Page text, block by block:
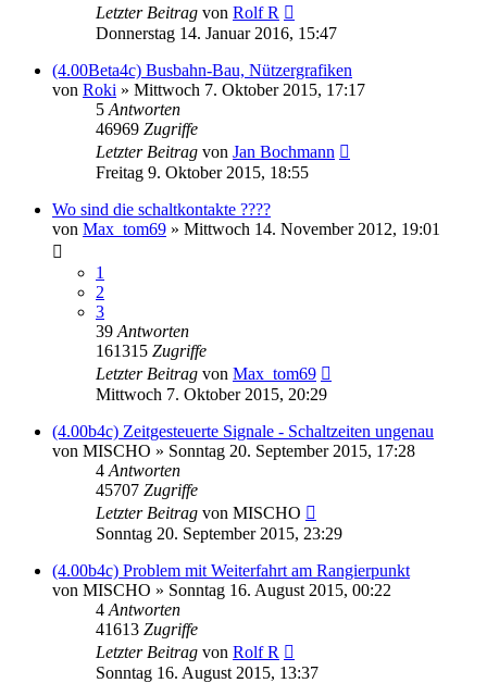
Letzter Beitrag von Rolf R
Donnerstag 14. Januar 2016, 15:47
(4.00Beta4c) Busbahn-Bau, Nützergrafiken
von Roki » Mittwoch 7. Oktober 2015, 17:17
5 Antworten
46969 Zugriffe
Letzter Beitrag von Jan Bochmann
Freitag 9. Oktober 2015, 18:55
Wo sind die schaltkontakte ????
von Max_tom69 » Mittwoch 14. November 2012, 19:01
1
2
3
39 Antworten
161315 Zugriffe
Letzter Beitrag von Max_tom69
Mittwoch 7. Oktober 2015, 20:29
(4.00b4c) Zeitgesteuerte Signale - Schaltzeiten ungenau
von MISCHO » Sonntag 20. September 2015, 17:28
4 Antworten
45707 Zugriffe
Letzter Beitrag von MISCHO
Sonntag 20. September 2015, 23:29
(4.00b4c) Problem mit Weiterfahrt am Rangierpunkt
von MISCHO » Sonntag 16. August 2015, 00:22
4 Antworten
41613 Zugriffe
Letzter Beitrag von Rolf R
Sonntag 16. August 2015, 13:37